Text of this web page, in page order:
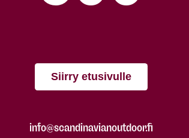
Siirry etusivulle
info@scandinavianoutdoor.fi